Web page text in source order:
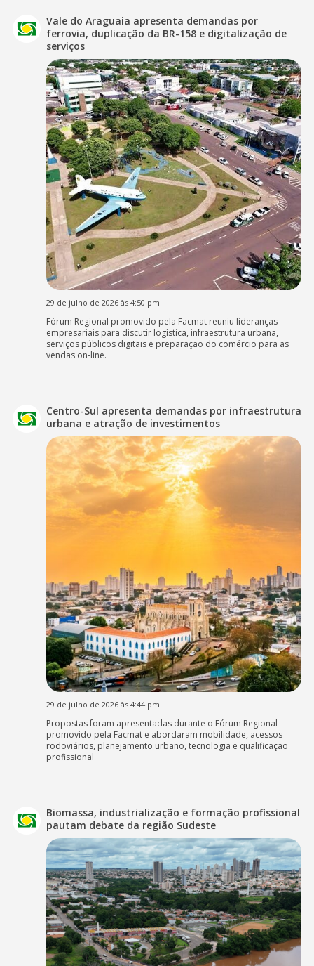
Vale do Araguaia apresenta demandas por
ferrovia, duplicação da BR-158 e digitalização de
serviços
29 de julho de 2026 às 4:50 pm
Fórum Regional promovido pela Facmat reuniu lideranças
empresariais para discutir logística, infraestrutura urbana,
serviços públicos digitais e preparação do comércio para as
vendas on-line.
Centro-Sul apresenta demandas por infraestrutura
urbana e atração de investimentos
29 de julho de 2026 às 4:44 pm
Propostas foram apresentadas durante o Fórum Regional
promovido pela Facmat e abordaram mobilidade, acessos
rodoviários, planejamento urbano, tecnologia e qualificação
profissional
Biomassa, industrialização e formação profissional
pautam debate da região Sudeste